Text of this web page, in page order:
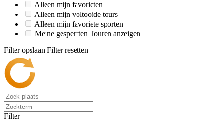
Alleen mijn favorieten
Alleen mijn voltooide tours
Alleen mijn favoriete sporten
Meine gesperrten Touren anzeigen
Filter opslaan Filter resetten
Filter